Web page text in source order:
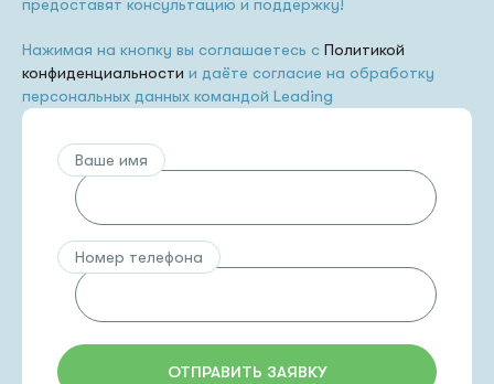
предоставят консультацию и поддержку!
Нажимая на кнопку вы соглашаетесь с Политикой
конфиденциальности и даёте согласие на обработку
персональных данных командой Leading
Ваше имя
Номер телефона
ОТПРАВИТЬ ЗАЯВКУ